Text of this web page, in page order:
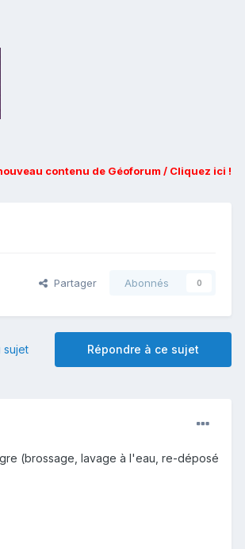
contenu de Géoforum / Cliquez ici !
Partager Abonnés 0
Répondre à ce sujet
sujet
(brossage, lavage à l'eau, re-déposé